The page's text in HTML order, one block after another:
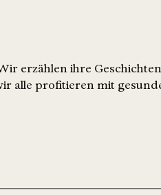
erzählen ihre
alle profitieren mit